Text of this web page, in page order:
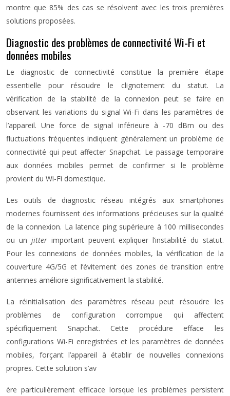
montre que 85% des cas se résolvent avec les trois premières
solutions proposées.
Diagnostic des problèmes de connectivité Wi-Fi et
données mobiles
Le diagnostic de connectivité constitue la première étape
essentielle pour résoudre le clignotement du statut. La
vérification de la stabilité de la connexion peut se faire en
observant les variations du signal Wi-Fi dans les paramètres de
l’appareil. Une force de signal inférieure à -70 dBm ou des
fluctuations fréquentes indiquent généralement un problème de
connectivité qui peut affecter Snapchat. Le passage temporaire
aux données mobiles permet de confirmer si le problème
provient du Wi-Fi domestique.
Les outils de diagnostic réseau intégrés aux smartphones
modernes fournissent des informations précieuses sur la qualité
de la connexion. La latence ping supérieure à 100 millisecondes
ou un jitter important peuvent expliquer l’instabilité du statut.
Pour les connexions de données mobiles, la vérification de la
couverture 4G/5G et l’évitement des zones de transition entre
antennes améliore significativement la stabilité.
La réinitialisation des paramètres réseau peut résoudre les
problèmes de configuration corrompue qui affectent
spécifiquement Snapchat. Cette procédure efface les
configurations Wi-Fi enregistrées et les paramètres de données
mobiles, forçant l’appareil à établir de nouvelles connexions
propres. Cette solution s’av
ère particulièrement efficace lorsque les problèmes persistent